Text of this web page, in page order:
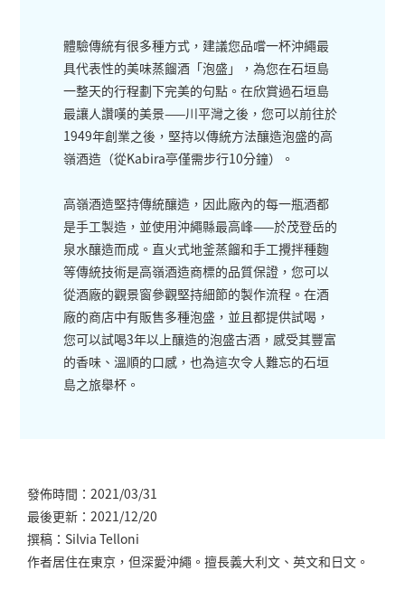
體驗傳統有很多種方式，建議您品嚐一杯沖繩最
具代表性的美味蒸餾酒「泡盛」，為您在石垣島
一整天的行程劃下完美的句點。在欣賞過石垣島
最讓人讚嘆的美景——川平灣之後，您可以前往於
1949年創業之後，堅持以傳統方法釀造泡盛的高
嶺酒造（從Kabira亭僅需步行10分鐘）。
高嶺酒造堅持傳統釀造，因此廠內的每一瓶酒都
是手工製造，並使用沖繩縣最高峰——於茂登岳的
泉水釀造而成。直火式地釜蒸餾和手工攪拌種麴
等傳統技術是高嶺酒造商標的品質保證，您可以
從酒廠的觀景窗參觀堅持細節的製作流程。在酒
廠的商店中有販售多種泡盛，並且都提供試喝，
您可以試喝3年以上釀造的泡盛古酒，感受其豐富
的香味、溫順的口感，也為這次令人難忘的石垣
島之旅舉杯。
發佈時間：2021/03/31
最後更新：2021/12/20
撰稿：Silvia Telloni
作者居住在東京，但深愛沖繩。擅長義大利文、英文和日文。